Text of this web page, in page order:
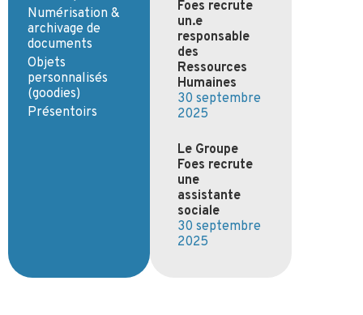
Numérisation &
archivage de
documents
Objets
personnalisés
(goodies)
Présentoirs
Foes recrute
un.e
responsable
des
Ressources
Humaines
30 septembre
2025
Le Groupe
Foes recrute
un·e
assistant·e
social·e
30 septembre
2025